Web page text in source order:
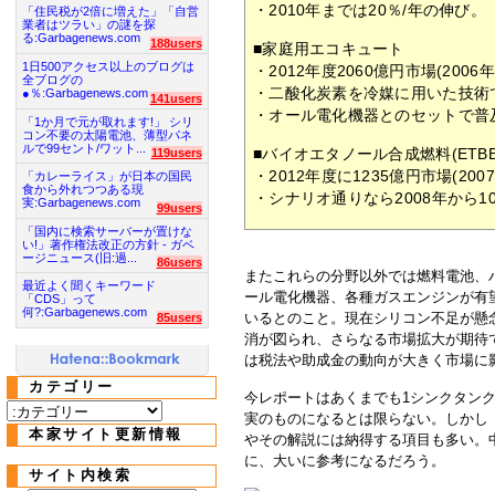
・2010年までは20％/年の伸び。
■家庭用エコキュート
・2012年度2060億円市場(2006
・二酸化炭素を冷媒に用いた技
・オール電化機器とのセットで普
■バイオエタノール合成燃料
・2012年度に1235億円市場
・シナリオ通りなら2008年から
またこれらの分野以外では燃料電池
ール電化機器、各種ガスエンジンが
いるとのこと。現在シリコン不足が
消が図られ、さらなる市場拡大が期
は税法や助成金の動向が大きく市場
今レポートはあくまでも1シンクタン
実のものになるとは限らない。しか
やその解説には納得する項目も多い
に、大いに参考になるだろう。
「住民税が2倍に増えた」「自営
業者はツラい」の謎を探
る:Garbagenews.com
188users
1日500アクセス以上のブログは
全ブログの
●％:Garbagenews.com 141users
「1か月で元が取れます!」 シリ
コン不要の太陽電池、薄型パネ
ルで99セント/ワット...
119users
「カレーライス」が日本の国民
食から外れつつある現
実:Garbagenews.com
99users
「国内に検索サーバーが置けな
い!」著作権法改正の方針 - ガベ
ージニュース(旧:過...
86users
最近よく聞くキーワード
「CDS」って
何?:Garbagenews.com
85users
カテゴリー
本家サイト更新情報
サイト内検索